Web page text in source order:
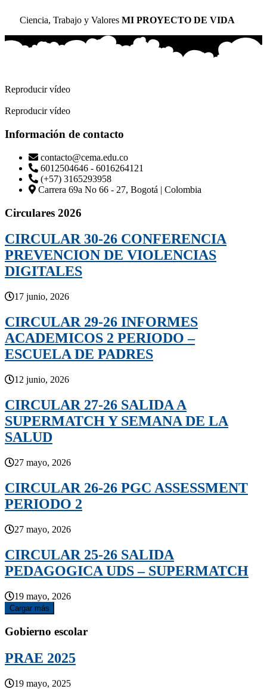
Ciencia, Trabajo y Valores MI PROYECTO DE VIDA
Reproducir vídeo
Reproducir vídeo
Información de contacto
contacto@cema.edu.co
6012504646 - 6016264121
(+57) 3165293958
Carrera 69a No 66 - 27, Bogotá | Colombia
Circulares 2026
CIRCULAR 30-26 CONFERENCIA
PREVENCION DE VIOLENCIAS
DIGITALES
17 junio, 2026
CIRCULAR 29-26 INFORMES
ACADEMICOS 2 PERIODO –
ESCUELA DE PADRES
12 junio, 2026
CIRCULAR 27-26 SALIDA A
SUPERMATCH Y SEMANA DE LA
SALUD
27 mayo, 2026
CIRCULAR 26-26 PGC ASSESSMENT
PERIODO 2
27 mayo, 2026
CIRCULAR 25-26 SALIDA
PEDAGOGICA UDS – SUPERMATCH
19 mayo, 2026
Cargar más
Gobierno escolar
PRAE 2025
19 mayo, 2025